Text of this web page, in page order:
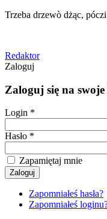
Trzeba drzewò dżąc, póczi
Redaktor
Zaloguj
Zaloguj się na
Login *
Hasło *
Zapamiętaj mnie
Zapomniałeś hasła?
Zapomniałeś